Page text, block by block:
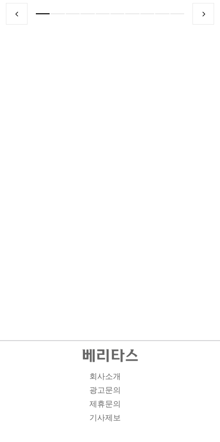
회사소개
광고문의
제휴문의
기사제보